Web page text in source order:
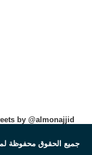
by @almonajjid
جميع الحقوق محفوظة